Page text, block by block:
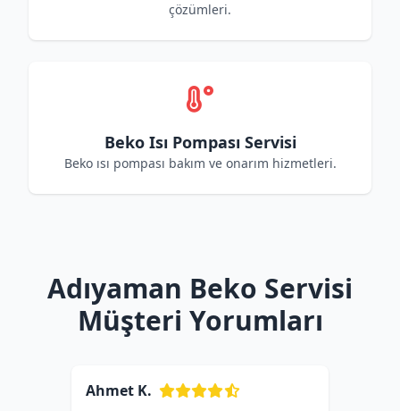
çözümleri.
Beko Isı Pompası Servisi
Beko ısı pompası bakım ve onarım hizmetleri.
Adıyaman Beko Servisi
Müşteri Yorumları
Ahmet K.